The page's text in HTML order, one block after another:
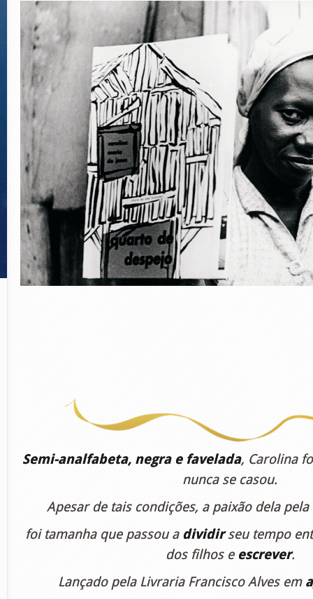
Semi-analfabeta, negra e favelada, Carolina
nunca se casou.
Apesar de tais condições, a paixão dela pela
foi tamanha que passou a dividirseu tempo
dos filhos e escrever.
Lançado pela Livraria Francisco Alves em